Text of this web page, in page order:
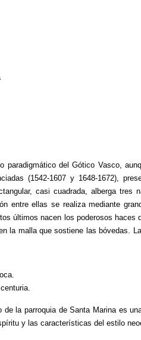
paradigmático del Gótico Vasco,
(1542-1607 y 1648-1672),
casi cuadrada, alberga tres
entre ellas se realiza mediante
últimos nacen los poderosos haces
la malla que sostiene las bóvedas.
la parroquia de Santa Marina es
y las características del estilo